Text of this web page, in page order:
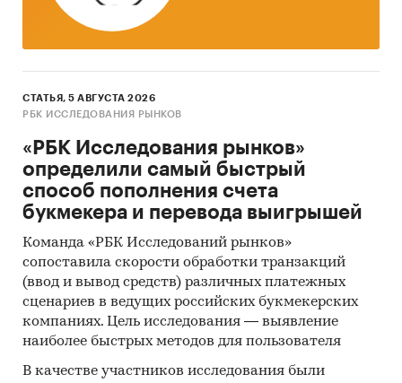
СТАТЬЯ, 5 АВГУСТА 2026
РБК ИССЛЕДОВАНИЯ РЫНКОВ
«РБК Исследования рынков»
определили самый быстрый
способ пополнения счета
букмекера и перевода выигрышей
Команда «РБК Исследований рынков»
сопоставила скорости обработки транзакций
(ввод и вывод средств) различных платежных
сценариев в ведущих российских букмекерских
компаниях. Цель исследования — выявление
наиболее быстрых методов для пользователя
В качестве участников исследования были